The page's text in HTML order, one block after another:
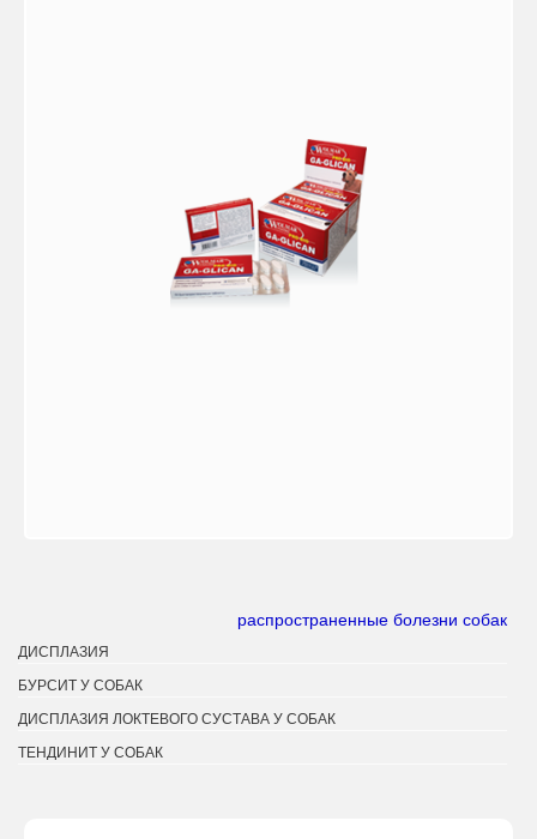
распространенные болезни собак
ДИСПЛАЗИЯ
БУРСИТ У СОБАК
ДИСПЛАЗИЯ ЛОКТЕВОГО СУСТАВА У СОБАК
ТЕНДИНИТ У СОБАК